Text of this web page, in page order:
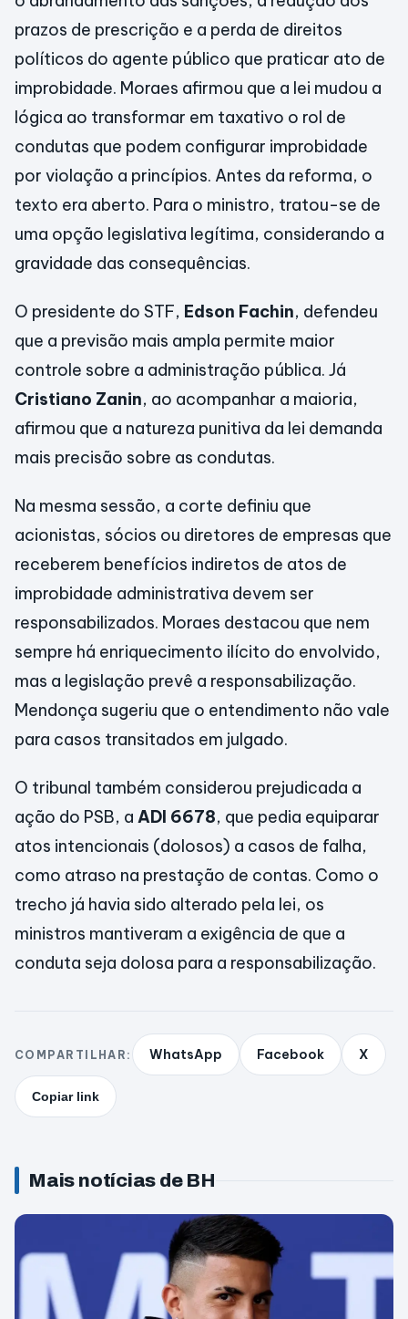
prazos de prescrição e a perda de direitos
políticos do agente público que praticar ato de
improbidade. Moraes afirmou que a lei mudou a
lógica ao transformar em taxativo o rol de
condutas que podem configurar improbidade
por violação a princípios. Antes da reforma, o
texto era aberto. Para o ministro, tratou-se de
uma opção legislativa legítima, considerando a
gravidade das consequências.
O presidente do STF, Edson Fachin, defendeu
que a previsão mais ampla permite maior
controle sobre a administração pública. Já
Cristiano Zanin, ao acompanhar a maioria,
afirmou que a natureza punitiva da lei demanda
mais precisão sobre as condutas.
Na mesma sessão, a corte definiu que
acionistas, sócios ou diretores de empresas que
receberem benefícios indiretos de atos de
improbidade administrativa devem ser
responsabilizados. Moraes destacou que nem
sempre há enriquecimento ilícito do envolvido,
mas a legislação prevê a responsabilização.
Mendonça sugeriu que o entendimento não vale
para casos transitados em julgado.
O tribunal também considerou prejudicada a
ação do PSB, a ADI 6678, que pedia equiparar
atos intencionais (dolosos) a casos de falha,
como atraso na prestação de contas. Como o
trecho já havia sido alterado pela lei, os
ministros mantiveram a exigência de que a
conduta seja dolosa para a responsabilização.
COMPARTILHAR: WhatsApp Facebook X
Copiar link
Mais notícias de BH